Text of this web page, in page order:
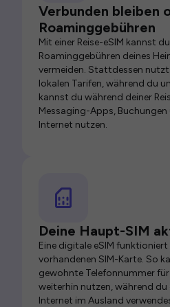
Verbunden bleiben
Roaminggebühren
Mit einer Reise-eSIM kannst
Roaminggebühren deines
vermeiden. Stattdessen
lokalen Tarifen, während du
kannst du während deiner
Messaging-Apps,
Internet nutzen.
Deine Haupt-SIM
Eine digitale eSIM
vorhandenen SIM-Karte. So
gewohnte Telefonnummer
weiterhin nutzen, während du
Internet im Ausland